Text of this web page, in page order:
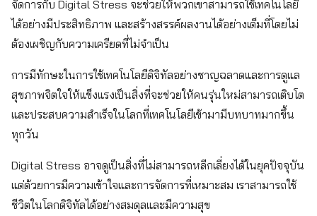
จัดการกับ Digital Stress จะช่วยให้พวกเขาสามารถใช้เทคโนโลยี
ได้อย่างมีประสิทธิภาพ และสร้างสรรค์ผลงานได้อย่างเต็มที่โดยไม่
ต้องเผชิญกับความเครียดที่ไม่จำเป็น
การมีทักษะในการใช้เทคโนโลยีดิจิทัลอย่างชาญฉลาดและการดูแล
สุขภาพจิตใจให้แข็งแรงเป็นสิ่งที่จะช่วยให้คนรุ่นใหม่สามารถเติบโต
และประสบความสำเร็จในโลกที่เทคโนโลยีเข้ามามีบทบาทมากขึ้น
ทุกวัน
Digital Stress อาจดูเป็นสิ่งที่ไม่สามารถหลีกเลี่ยงได้ในยุคปัจจุบัน
แต่ด้วยการมีความเข้าใจและการจัดการที่เหมาะสม เราสามารถใช้
ชีวิตในโลกดิจิทัลได้อย่างสมดุลและมีความสุข